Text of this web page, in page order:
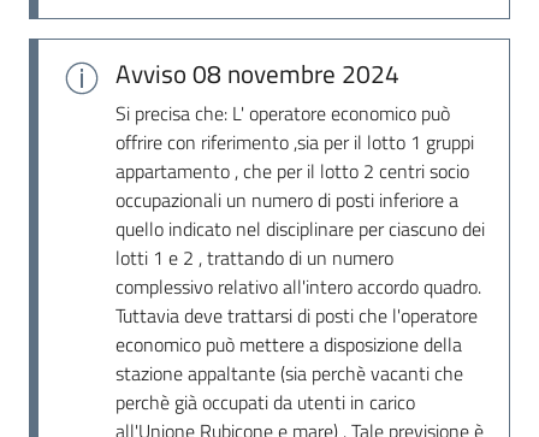
Avviso08 novembre 2024
Si precisa che: L' operatore economico può
offrire con riferimento ,sia per il lotto 1 gruppi
appartamento , che per il lotto 2 centri socio
occupazionali un numero di posti inferiore a
quello indicato nel disciplinare per ciascuno dei
lotti 1 e 2 , trattando di un numero
complessivo relativo all'intero accordo quadro.
Tuttavia deve trattarsi di posti che l'operatore
economico può mettere a disposizione della
stazione appaltante (sia perchè vacanti che
perchè già occupati da utenti in carico
all'Unione Rubicone e mare) . Tale previsione è